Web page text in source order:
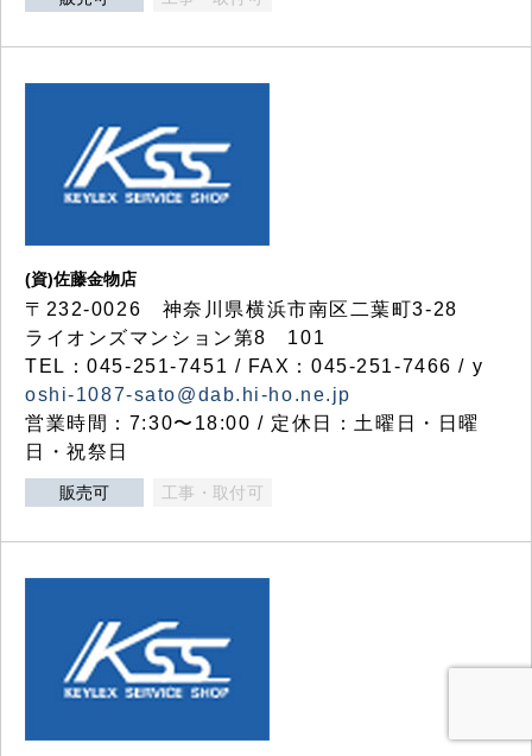
(資)佐藤金物店
〒232-0026 神奈川県横浜市南区二葉町3-28
ライオンズマンション第8 101
TEL：045-251-7451 / FAX：045-251-7466 / y
oshi-1087-sato@dab.hi-ho.ne.jp
営業時間：7:30〜18:00 / 定休日：土曜日・日曜
日・祝祭日
販売可 工事・取付可